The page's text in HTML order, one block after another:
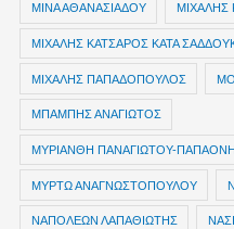
ΜΙΝΑ ΑΘΑΝΑΣΙΑΔΟΥ
ΜΙΧΑΛΗΣ ΚΑΤΣΑΡΟΣ ΚΑΤΑ
ΜΙΧΑΛΗΣ ΠΑΠΑΔΟΠΟΥΛΟΣ
ΜΠΑΜΠΗΣ ΑΝΑΓΙΩΤΟΣ
ΜΥΡΙΑΝΘΗ ΠΑΝΑΓΙΩΤΟΥ-
ΜΥΡΤΩ ΑΝΑΓΝΩΣΤΟΠΟΥΛΟΥ
ΝΑΠΟΛΕΩΝ ΛΑΠΑΘΙΩΤΗΣ